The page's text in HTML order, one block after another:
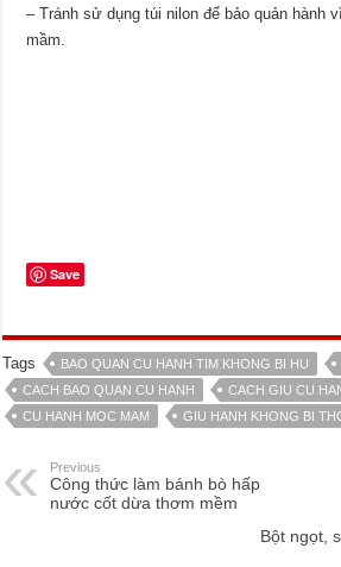
– Tránh sử dụng túi nilon để bảo quản hành
mầm.
Save
Tags BAO QUAN CU HANH TIM KHONG BI HU
CACH BAO QUAN CU HANH
CACH GIU CU
CU HANH MOC MAM
GIU HANH KHONG BI
Previous
Công thức làm bánh bò hấp
nước cốt dừa thơm mềm
Bột ngọt,